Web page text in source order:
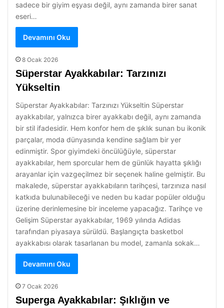
sadece bir giyim eşyası değil, aynı zamanda birer sanat
eseri…
Devamını Oku
8 Ocak 2026
Süperstar Ayakkabılar: Tarzınızı
Yükseltin
Süperstar Ayakkabılar: Tarzınızı Yükseltin Süperstar
ayakkabılar, yalnızca birer ayakkabı değil, aynı zamanda
bir stil ifadesidir. Hem konfor hem de şıklık sunan bu ikonik
parçalar, moda dünyasında kendine sağlam bir yer
edinmiştir. Spor giyimdeki öncülüğüyle, süperstar
ayakkabılar, hem sporcular hem de günlük hayatta şıklığı
arayanlar için vazgeçilmez bir seçenek haline gelmiştir. Bu
makalede, süperstar ayakkabıların tarihçesi, tarzınıza nasıl
katkıda bulunabileceği ve neden bu kadar popüler olduğu
üzerine derinlemesine bir inceleme yapacağız. Tarihçe ve
Gelişim Süperstar ayakkabılar, 1969 yılında Adidas
tarafından piyasaya sürüldü. Başlangıçta basketbol
ayakkabısı olarak tasarlanan bu model, zamanla sokak…
Devamını Oku
7 Ocak 2026
Superga Ayakkabılar: Şıklığın ve